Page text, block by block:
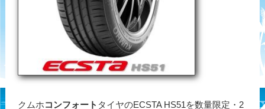
クムホコンフォート タイヤのECSTA HS51を数量限定・2